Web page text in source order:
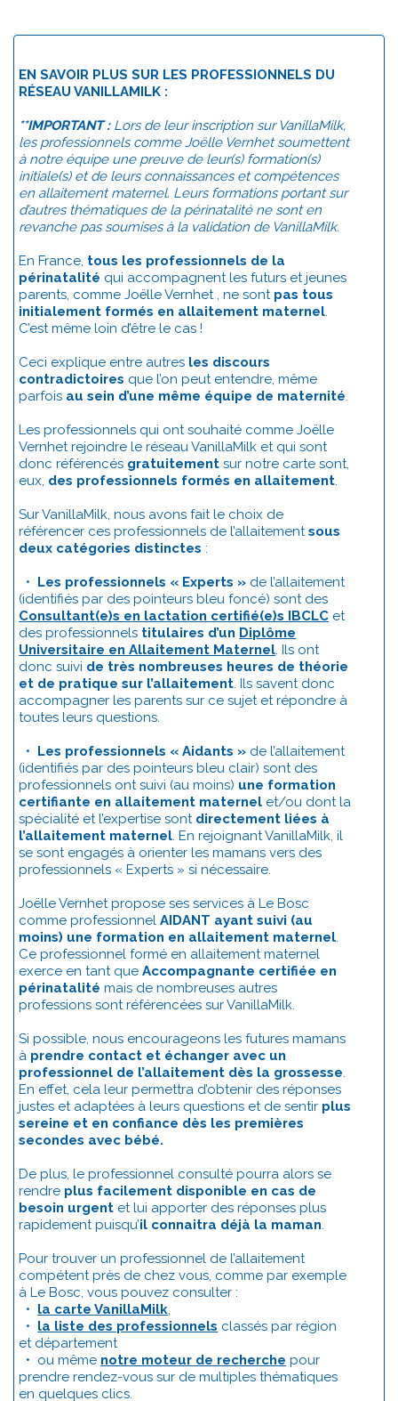
EN SAVOIR PLUS SUR LES PROFESSIONNELS DU
RÉSEAU VANILLAMILK :
**IMPORTANT :Lors de leur inscription sur VanillaMilk,
les professionnels comme Joëlle Vernhet soumettent
à notre équipe une preuve de leur(s) formation(s)
initiale(s) et de leurs connaissances et compétences
en allaitement maternel. Leurs formations portant sur
d’autres thématiques de la périnatalité ne sont en
revanche pas soumises à la validation de VanillaMilk.
En France, tous les professionnels de la
périnatalité qui accompagnent les futurs et jeunes
parents, comme Joëlle Vernhet , ne sont pas tous
initialement formés en allaitement maternel.
C’est même loin d’être le cas !
Ceci explique entre autres les discours
contradictoires que l’on peut entendre, même
parfois au sein d’une même équipe de maternité.
Les professionnels qui ont souhaité comme Joëlle
Vernhet rejoindre le réseau VanillaMilk et qui sont
donc référencés gratuitement sur notre carte sont,
eux, des professionnels formés en allaitement.
Sur VanillaMilk, nous avons fait le choix de
référencer ces professionnels de l’allaitementsous
deux catégories distinctes :
• Les professionnels « Experts » de l’allaitement
(identifiés par des pointeurs bleu foncé) sont des
Consultant(e)s en lactation certifié(e)s IBCLC et
des professionnels titulaires d’un Diplôme
Universitaire en Allaitement Maternel. Ils ont
donc suivi de très nombreuses heures de théorie
et de pratique sur l’allaitement. Ils savent donc
accompagner les parents sur ce sujet et répondre à
toutes leurs questions.
• Les professionnels « Aidants » de l’allaitement
(identifiés par des pointeurs bleu clair) sont des
professionnels ont suivi (au moins) une formation
certifiante en allaitement maternel et/ou dont la
spécialité et l’expertise sont directement liées à
l’allaitement maternel. En rejoignant VanillaMilk, il
se sont engagés à orienter les mamans vers des
professionnels « Experts » si nécessaire.
Joëlle Vernhet propose ses services à Le Bosc
comme professionnelAIDANT ayant suivi (au
moins) une formation en allaitement maternel.
Ce professionnel formé en allaitement maternel
exerce en tant queAccompagnante certifiée en
périnatalité mais de nombreuses autres
professions sont référencées sur VanillaMilk.
Si possible, nous encourageons les futures mamans
à prendre contact et échanger avec un
professionnel de l’allaitement dès la grossesse.
En effet, cela leur permettra d’obtenir des réponses
justes et adaptées à leurs questions et de sentir plus
sereine et en confiance dès les premières
secondes avec bébé.
De plus, le professionnel consulté pourra alors se
rendre plus facilement disponible en cas de
besoin urgent et lui apporter des réponses plus
rapidement puisqu’il connaitra déjà la maman.
Pour trouver un professionnel de l’allaitement
compétent près de chez vous, comme par exemple
à Le Bosc, vous pouvez consulter :
• la carte VanillaMilk,
• la liste des professionnels classés par région
et département
• ou même notre moteur de recherche pour
prendre rendez-vous sur de multiples thématiques
en quelques clics.